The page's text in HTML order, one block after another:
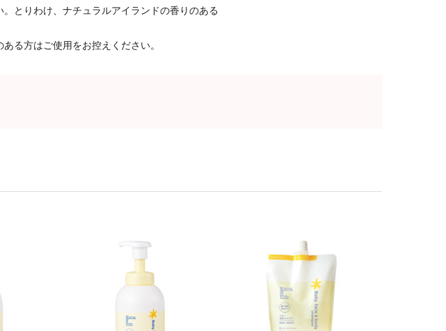
とりわけ、ナチュラルアイランドの香りのある
る方はご使用をお控えください。